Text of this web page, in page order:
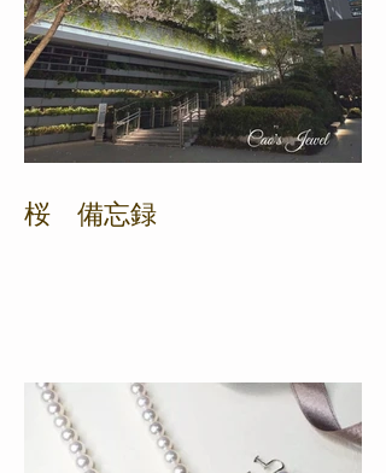
桜 備忘録